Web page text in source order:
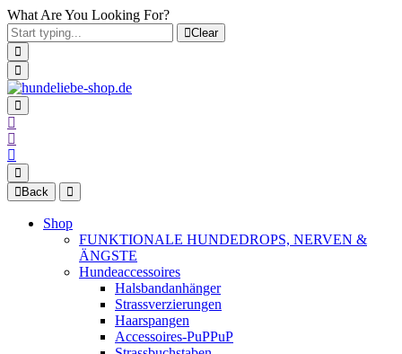
What Are You Looking For?
Clear
Back
Shop
FUNKTIONALE HUNDEDROPS, NERVEN &
ÄNGSTE
Hundeaccessoires
Halsbandanhänger
Strassverzierungen
Haarspangen
Accessoires-PuPPuP